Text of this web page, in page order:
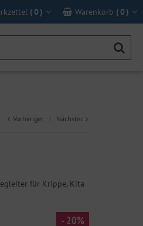
Warenkorb (0 )
(0 )
Vorheriger | Nächster
für Krippe, Kita
- 20%